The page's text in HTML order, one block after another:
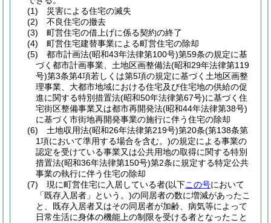
(1)
災害による住宅の滅失
(2)
不良住宅の撤去
(3)
町営住宅の借上げに係る契約の終了
(4)
町営住宅建替事業による町営住宅の除却
(5)
都市計画法(昭和43年法律第100号)第59条の規定に基
づく都市計画事業、土地区画整備法(昭和29年法律第119
号)第3条第4項若しくは第5項の規定に基づく土地区画整
理事業、大都市地域における住宅及び住宅地の供給の促
進に関する特別措置法(昭和50年法律第67号)に基づく住
宅街区整備事業又は都市再開発法(昭和44年法律第38号)
に基づく市街地再開発事業の施行に伴う住宅の除却
(6)
土地収用法(昭和26年法律第219号)第20条(第138条第
1項において準用する場合を含む。)の規定による事業の
認定を受けている事業又は公共用地の取得に関する特別
措置法(昭和36年法律第150号)第2条に規定する特定公共
事業の執行に伴う住宅の除却
(7)
現に町営住宅に入居している者(以下この号において
「既存入居者」という。)の同居者の数に増減があったこ
と、既存入居者又はその同居者が加齢、病気等によって
日常生活に身体の機能上の制限を受ける者となったこと